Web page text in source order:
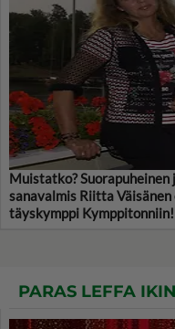
Muistatko? Suorapuheinen
sanavalmis Riitta Väisänen
täyskymppi Kymppitonniin!
PARAS LEFFA